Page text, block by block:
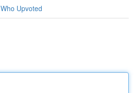
Who Upvoted